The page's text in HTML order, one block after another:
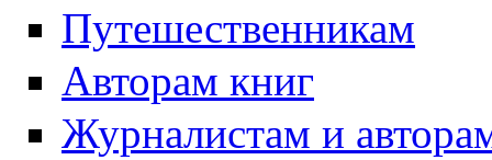
Путешественникам
Авторам книг
Журналистам и